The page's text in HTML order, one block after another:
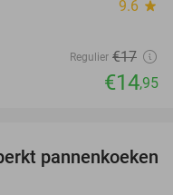
9.6 star
Regulier €17
€14,95
30%
pannenkoeken